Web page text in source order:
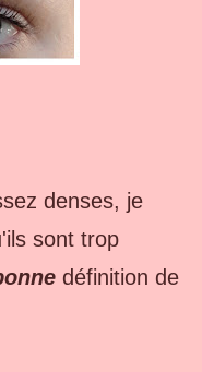
denses, je
sont trop
définition de